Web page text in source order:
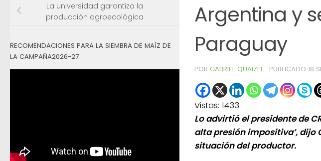
Argentina y
Paraguay
POR GABRIEL QUAIZEL · PUBLICADO 18
Vistas: 1433
Lo advirtió el presidente de
alta presión impositiva’, dijo
situación del productor.
La Universidad garantiza la
producción agroecológica
RECOMENDACIONES PARA LA SIEMBRA DE MAÍZ DE
LA CAMPAÑA2026-27